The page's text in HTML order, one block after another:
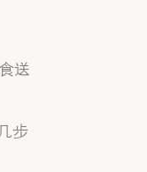
送
步